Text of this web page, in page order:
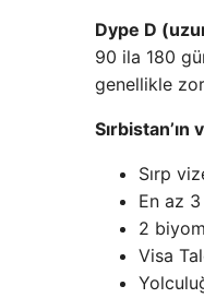
Dype D
90 ila 180
genellikle
Sırp
En az
2
Visa